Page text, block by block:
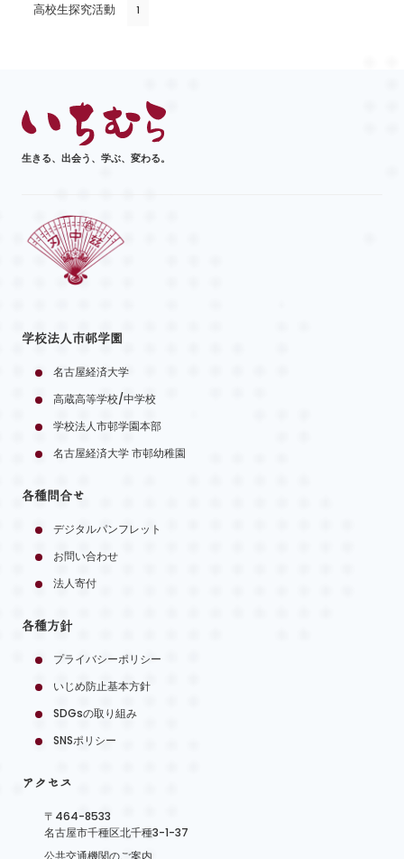
高校生探究活動 1
生きる、出会う、学ぶ、変わる。
学校法人市邨学園
名古屋経済大学
高蔵高等学校/中学校
学校法人市邨学園本部
名古屋経済大学 市邨幼稚園
各種問合せ
デジタルパンフレット
お問い合わせ
法人寄付
各種方針
プライバシーポリシー
いじめ防止基本方針
SDGsの取り組み
SNSポリシー
アクセス
〒464-8533
名古屋市千種区北千種3-1-37
公共交通機関のご案内